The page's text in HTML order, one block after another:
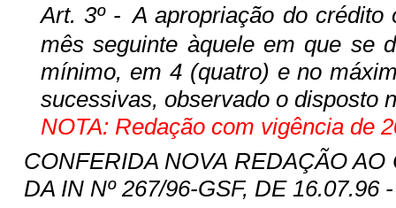
Art. 3º - A apropriação do crédito
mês seguinte àquele em que se
mínimo, em 4 (quatro) e no
sucessivas, observado o disposto
NOTA: Redação com vigência de
CONFERIDA NOVA REDAÇÃO
DA IN Nº 267/96-GSF, DE 16.07.96